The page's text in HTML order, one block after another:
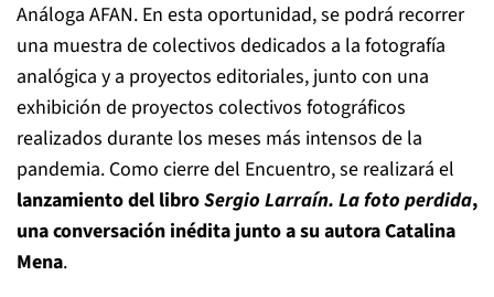
Análoga AFAN. En esta oportunidad, se podrá recorrer
una muestra de colectivos dedicados a la fotografía
analógica y a proyectos editoriales, junto con una
exhibición de proyectos colectivos fotográficos
realizados durante los meses más intensos de la
pandemia. Como cierre del Encuentro, se realizará el
lanzamiento del libroSergio Larraín. La foto perdida,
una conversación inédita junto a su autora Catalina
Mena.